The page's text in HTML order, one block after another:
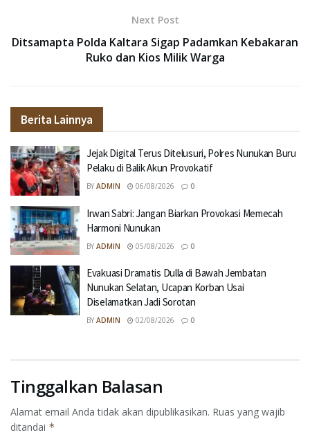
Next Post
Ditsamapta Polda Kaltara Sigap Padamkan Kebakaran
Ruko dan Kios Milik Warga
Berita Lainnya
Jejak Digital Terus Ditelusuri, Polres Nunukan Buru
Pelaku di Balik Akun Provokatif
BY ADMIN 06/08/2026 0
Irwan Sabri: Jangan Biarkan Provokasi Memecah
Harmoni Nunukan
BY ADMIN 05/08/2026 0
Evakuasi Dramatis Dulla di Bawah Jembatan
Nunukan Selatan, Ucapan Korban Usai
Diselamatkan Jadi Sorotan
BY ADMIN 02/08/2026 0
Tinggalkan Balasan
Alamat email Anda tidak akan dipublikasikan. Ruas yang wajib
ditandai *